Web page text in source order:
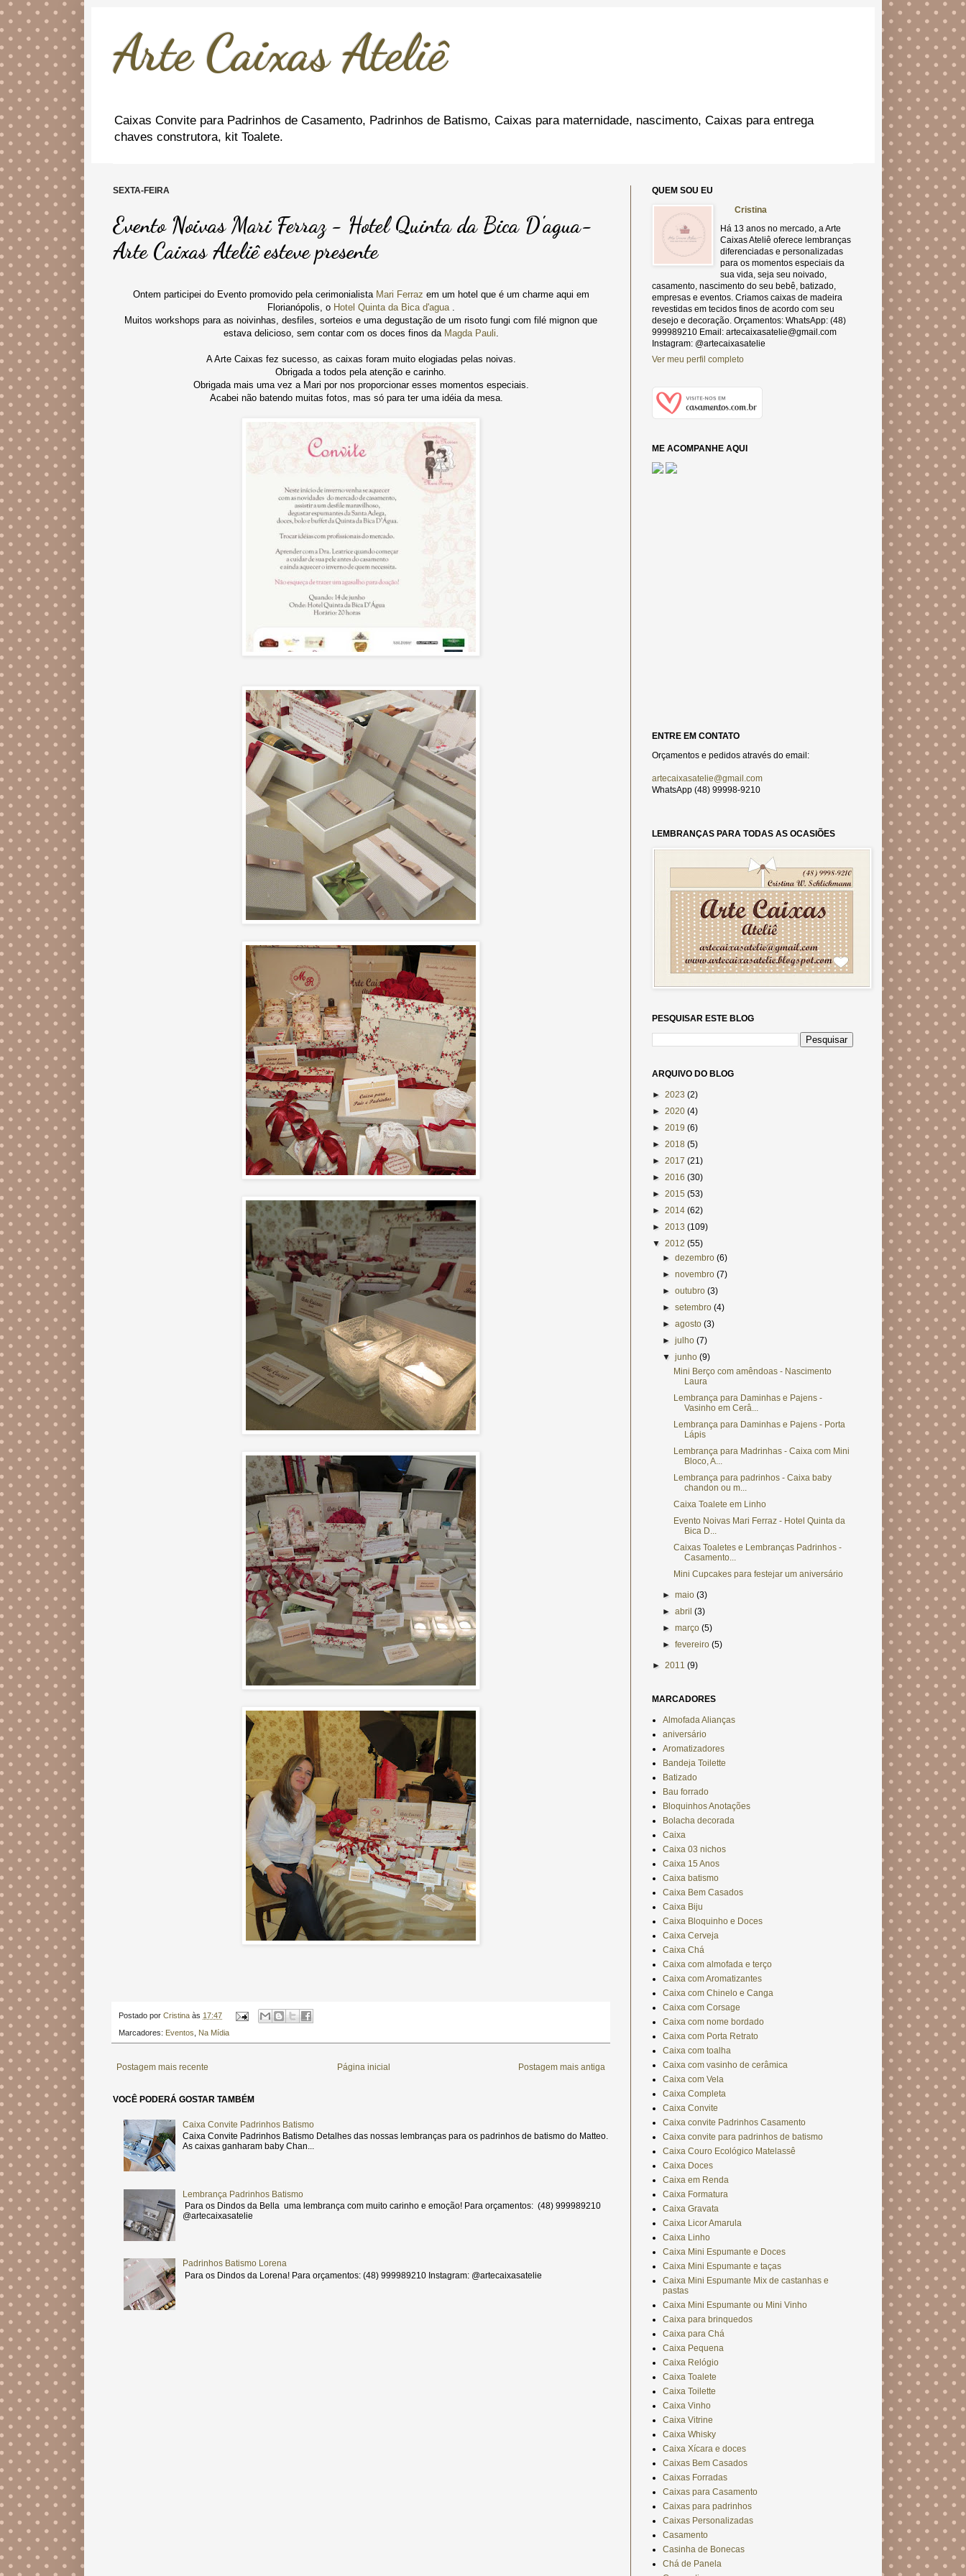
Arte Caixas Ateliê
Caixas Convite para Padrinhos de Casamento, Padrinhos de Batismo, Caixas para maternidade, nascimento, Caixas para entrega
chaves construtora, kit Toalete.
SEXTA-FEIRA
Evento Noivas Mari Ferraz - Hotel Quinta da Bica D'agua-
Arte Caixas Ateliê esteve presente
Ontem participei do Evento promovido pela cerimonialista Mari Ferraz em um hotel que é um charme aqui em
Florianópolis, o Hotel Quinta da Bica d'agua .
Muitos workshops para as noivinhas, desfiles, sorteios e uma degustação de um risoto fungi com filé mignon que
estava delicioso, sem contar com os doces finos da Magda Pauli.
A Arte Caixas fez sucesso, as caixas foram muito elogiadas pelas noivas.
Obrigada a todos pela atenção e carinho.
Obrigada mais uma vez a Mari por nos proporcionar esses momentos especiais.
Acabei não batendo muitas fotos, mas só para ter uma idéia da mesa.
Postado por Cristina às 17:47
Marcadores: Eventos, Na Mídia
Postagem mais recente Postagem mais antiga
Página inicial
VOCÊ PODERÁ GOSTAR TAMBÉM
Caixa Convite Padrinhos Batismo
Caixa Convite Padrinhos Batismo Detalhes das nossas lembranças para os padrinhos de batismo do Matteo.
As caixas ganharam baby Chan...
Lembrança Padrinhos Batismo
Para os Dindos da Bella uma lembrança com muito carinho e emoção! Para orçamentos: (48) 999989210
@artecaixasatelie
Padrinhos Batismo Lorena
Para os Dindos da Lorena! Para orçamentos: (48) 999989210 Instagram: @artecaixasatelie
QUEM SOU EU
Cristina
Há 13 anos no mercado, a Arte
Caixas Ateliê oferece lembranças
diferenciadas e personalizadas
para os momentos especiais da
sua vida, seja seu noivado,
casamento, nascimento do seu bebê, batizado,
empresas e eventos. Criamos caixas de madeira
revestidas em tecidos finos de acordo com seu
desejo e decoração. Orçamentos: WhatsApp: (48)
999989210 Email: artecaixasatelie@gmail.com
Instagram: @artecaixasatelie
Ver meu perfil completo
ME ACOMPANHE AQUI
ENTRE EM CONTATO
Orçamentos e pedidos através do email:
artecaixasatelie@gmail.com
WhatsApp (48) 99998-9210
LEMBRANÇAS PARA TODAS AS OCASIÕES
PESQUISAR ESTE BLOG
ARQUIVO DO BLOG
► 2023 (2)
► 2020 (4)
► 2019 (6)
► 2018 (5)
► 2017 (21)
► 2016 (30)
► 2015 (53)
► 2014 (62)
► 2013 (109)
▼ 2012 (55)
►dezembro(6)
►novembro(7)
►outubro(3)
►setembro(4)
►agosto(3)
►julho(7)
▼junho(9)
Mini Berço com amêndoas - Nascimento
Laura
Lembrança para Daminhas e Pajens -
Vasinho em Cerâ...
Lembrança para Daminhas e Pajens - Porta
Lápis
Lembrança para Madrinhas - Caixa com Mini
Bloco, A...
Lembrança para padrinhos - Caixa baby
chandon ou m...
Caixa Toalete em Linho
Evento Noivas Mari Ferraz - Hotel Quinta da
Bica D...
Caixas Toaletes e Lembranças Padrinhos -
Casamento...
Mini Cupcakes para festejar um aniversário
►maio(3)
►abril(3)
►março(5)
►fevereiro(5)
► 2011 (9)
MARCADORES
Almofada Alianças
aniversário
Aromatizadores
Bandeja Toilette
Batizado
Bau forrado
Bloquinhos Anotações
Bolacha decorada
Caixa
Caixa 03 nichos
Caixa 15 Anos
Caixa batismo
Caixa Bem Casados
Caixa Biju
Caixa Bloquinho e Doces
Caixa Cerveja
Caixa Chá
Caixa com almofada e terço
Caixa com Aromatizantes
Caixa com Chinelo e Canga
Caixa com Corsage
Caixa com nome bordado
Caixa com Porta Retrato
Caixa com toalha
Caixa com vasinho de cerâmica
Caixa com Vela
Caixa Completa
Caixa Convite
Caixa convite Padrinhos Casamento
Caixa convite para padrinhos de batismo
Caixa Couro Ecológico Matelassê
Caixa Doces
Caixa em Renda
Caixa Formatura
Caixa Gravata
Caixa Licor Amarula
Caixa Linho
Caixa Mini Espumante e Doces
Caixa Mini Espumante e taças
Caixa Mini Espumante Mix de castanhas e
pastas
Caixa Mini Espumante ou Mini Vinho
Caixa para brinquedos
Caixa para Chá
Caixa Pequena
Caixa Relógio
Caixa Toalete
Caixa Toilette
Caixa Vinho
Caixa Vitrine
Caixa Whisky
Caixa Xícara e doces
Caixas Bem Casados
Caixas Forradas
Caixas para Casamento
Caixas para padrinhos
Caixas Personalizadas
Casamento
Casinha de Bonecas
Chá de Panela